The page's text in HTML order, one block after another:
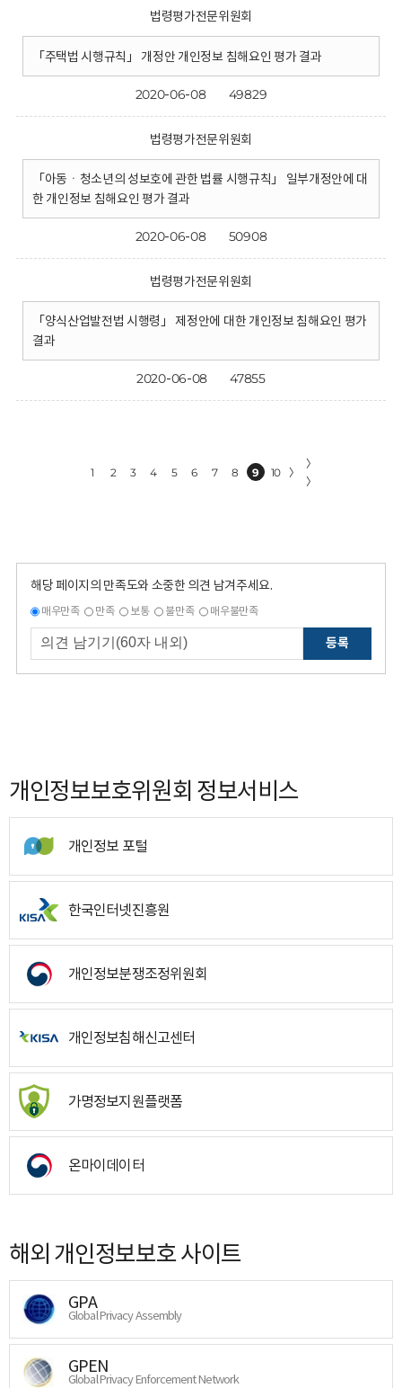
법령평가전문위원회
「주택법 시행규칙」 개정안 개인정보 침해요인 평가 결과
2020-06-08 49829
법령평가전문위원회
「아동ㆍ청소년의 성보호에 관한 법률 시행규칙」 일부개정안에 대
한 개인정보 침해요인 평가 결과
2020-06-08 50908
법령평가전문위원회
「양식산업발전법 시행령」 제정안에 대한 개인정보 침해요인 평가
결과
2020-06-08 47855
1 2 3 4 5 6 7 8 9 10 〉
〉
〉
해당 페이지의 만족도와 소중한 의견 남겨주세요.
매우만족 만족 보통 불만족 매우불만족
등록
개인정보보호위원회 정보서비스
개인정보 포털
한국인터넷진흥원
개인정보분쟁조정위원회
개인정보침해신고센터
가명정보지원플랫폼
온마이데이터
해외 개인정보보호 사이트
GPA
Global Privacy Assembly
GPEN
Global Privacy Enforcement Network